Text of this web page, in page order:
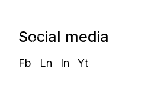
Social media
Fb Ln In Yt